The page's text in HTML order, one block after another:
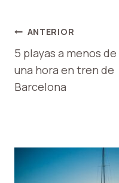
NAVEGACIÓN
DE
ENTRADAS
ANTERIOR
5 playas a menos de
una hora en tren de
Barcelona